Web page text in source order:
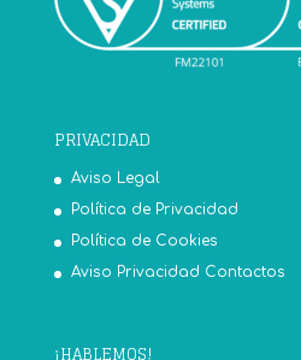
PRIVACIDAD
Aviso Legal
Política de Privacidad
Política de Cookies
Aviso Privacidad Contactos